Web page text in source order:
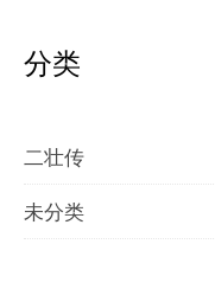
分类
二壮传
未分类